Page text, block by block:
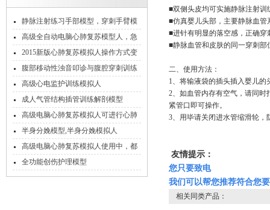
■双侧头皮均可实施静脉注射
■仿真婴儿头部，主要静脉血
■进针有明显的落空感，正确穿
■静脉血管和皮肤的同一穿刺
二、使用方法：
1、将输液袋的插头插入婴儿
2、如血管内存有空气，请同时
紧管口即可操作。
3、用毕请关闭进水管缩滑轮，
友情提示：
您只要致电
我们可以帮您推荐符合您
相关同类产品：
静脉注射练习手部模型，穿刺手臂模
型
高级全自动电脑心肺复苏模型人，急
救心肺复苏模拟人
2015新版心肺复苏模拟人操作方式变
化
腹部移动性浊音叩诊与腹腔穿刺训练
模型
高级心电监护训练模拟人
成人气管结构插管训练解剖模型
高级电脑心肺复苏模拟人可进行心肺
复苏训练、模式考核和实战考核
半身分娩模型,半身分娩模拟人
高级电脑心肺复苏模拟人使用中，都
有可能会出现哪些故障现象
全功能创伤护理模型